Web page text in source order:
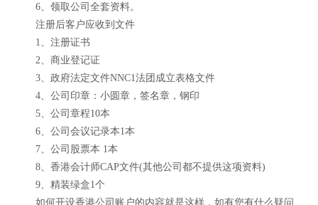
6、领取公司全套资料。
注册后客户应收到文件
1、注册证书
2、商业登记证
3、政府法定文件NNC1法团成立表格文件
4、公司印章：小圆章，签名章，钢印
5、公司章程10本
6、公司会议记录本1本
7、公司股票本 1本
8、香港会计师CAP文件(其他公司都不提供这项资料)
9、精装绿盒1个
如何开设香港公司账户的内容就是这样，如有您有什么疑问